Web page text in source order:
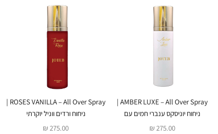
AMBER LUXE – All Over Spray |
ניחוח יוניסקס ענברי חמים עם
אורכידיאה ווניל
275.00
₪
ROSES VANILLA – All Over Spray |
ניחוח ורדים ווניל יוקרתי
275.00
₪